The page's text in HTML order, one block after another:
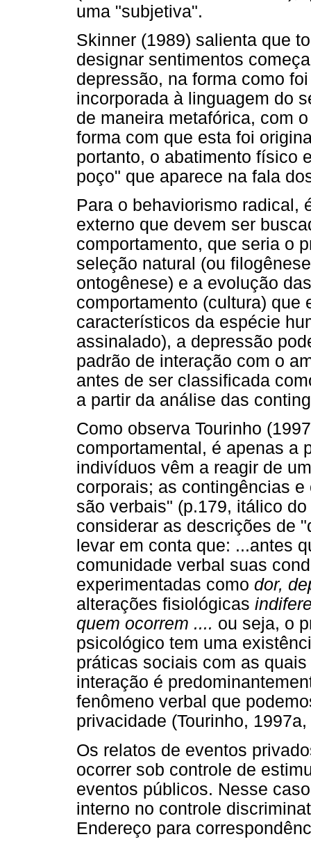
uma "subjetiva".
Skinner (1989) salienta que
designar sentimentos
depressão, na forma como
incorporada à linguagem do
de maneira metafórica, com
forma com que esta foi
portanto, o abatimento físico
poço" que aparece na fala
Para o behaviorismo radical,
externo que devem ser
comportamento, que seria o
seleção natural (ou
ontogênese) e a evolução
comportamento (cultura) que
característicos da espécie
assinalado), a depressão
padrão de interação com o
antes de ser classificada
a partir da análise das
Como observa Tourinho
comportamental, é apenas a
indivíduos vêm a reagir de
corporais; as contingências
são verbais" (p.179, itálico
considerar as descrições de
levar em conta que: ...antes
comunidade verbal suas
experimentadas como dor,
alterações fisiológicas
quem ocorrem .... ou seja, o
psicológico tem uma
práticas sociais com as
interação é
fenômeno verbal que
privacidade (Tourinho,
Os relatos de eventos
ocorrer sob controle de
eventos públicos. Nesse
interno no controle
Endereço para